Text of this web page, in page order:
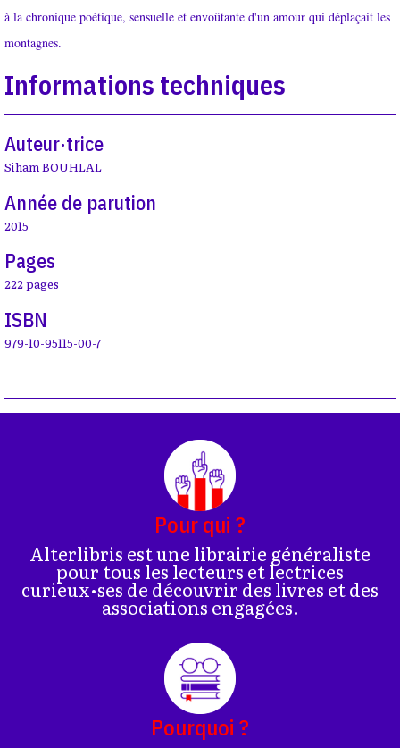
à la chronique poétique, sensuelle et envoûtante d'un amour qui déplaçait les
montagnes.
Informations techniques
Auteur·trice
Siham BOUHLAL
Année de parution
2015
Pages
222 pages
ISBN
979-10-95115-00-7
Pour qui ?
Alterlibris est une librairie généraliste
pour tous les lecteurs et lectrices
curieux•ses de découvrir des livres et des
associations engagées.
Pourquoi ?